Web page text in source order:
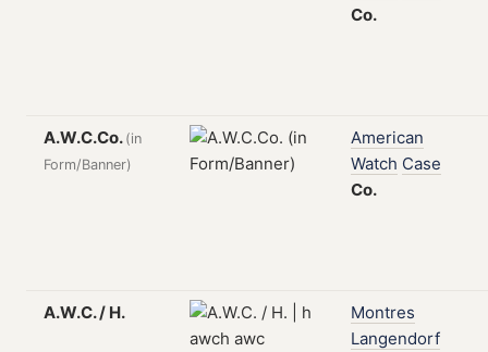
Co.
A.W.C.Co. (in
Form/Banner)
American
Watch Case
Co.
A.W.C. / H.
Montres
Langendorf